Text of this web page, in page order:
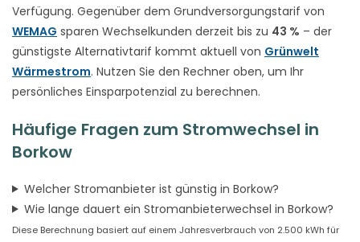
Verfügung. Gegenüber dem Grundversorgungstarif von
WEMAG sparen Wechselkunden derzeit bis zu 43 % – der
günstigste Alternativtarif kommt aktuell von Grünwelt
Wärmestrom. Nutzen Sie den Rechner oben, um Ihr
persönliches Einsparpotenzial zu berechnen.
Häufige Fragen zum Stromwechsel in
Borkow
Welcher Stromanbieter ist günstig in Borkow?
Wie lange dauert ein Stromanbieterwechsel in Borkow?
Diese Berechnung basiert auf einem Jahresverbrauch von 2.500 kWh für